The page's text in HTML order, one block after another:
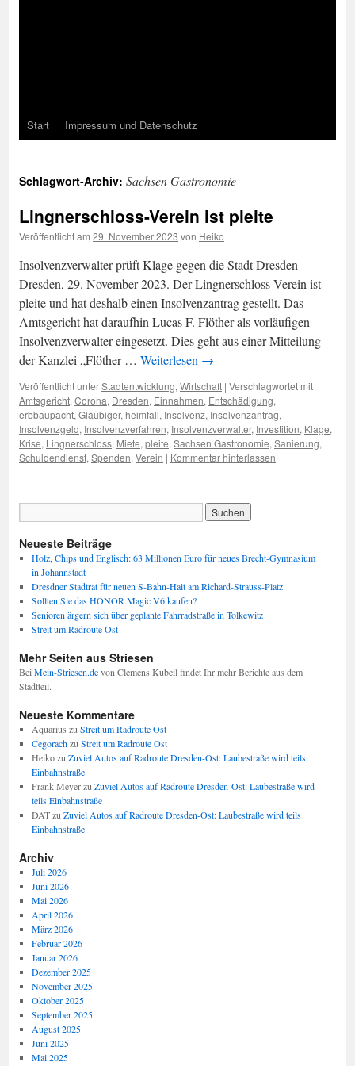
Start Impressum und Datenschutz
Schlagwort-Archiv: Sachsen Gastronomie
Lingnerschloss-Verein ist pleite
Veröffentlicht am 29. November 2023 von Heiko
Insolvenzverwalter prüft Klage gegen die Stadt Dresden
Dresden, 29. November 2023. Der Lingnerschloss-Verein ist
pleite und hat deshalb einen Insolvenzantrag gestellt. Das
Amtsgericht hat daraufhin Lucas F. Flöther als vorläufigen
Insolvenzverwalter eingesetzt. Dies geht aus einer Mitteilung
der Kanzlei „Flöther … Weiterlesen →
Veröffentlicht unterStadtentwicklung, Wirtschaft | Verschlagwortet mit
Amtsgericht, Corona, Dresden, Einnahmen, Entschädigung,
erbbaupacht, Gläubiger, heimfall, Insolvenz, Insolvenzantrag,
Insolvenzgeld, Insolvenzverfahren, Insolvenzverwalter, Investition, Klage,
Krise, Lingnerschloss, Miete, pleite, Sachsen Gastronomie, Sanierung,
Schuldendienst, Spenden, Verein | Kommentar hinterlassen
Neueste Beiträge
Holz, Chips und Englisch: 63 Millionen Euro für neues Brecht-Gymnasium
in Johannstadt
Dresdner Stadtrat für neuen S-Bahn-Halt am Richard-Strauss-Platz
Sollten Sie das HONOR Magic V6 kaufen?
Senioren ärgern sich über geplante Fahrradstraße in Tolkewitz
Streit um Radroute Ost
Mehr Seiten aus Striesen
Bei Mein-Striesen.devon Clemens Kubeil findet Ihr mehr Berichte aus dem
Stadtteil.
Neueste Kommentare
Aquarius zu Streit um Radroute Ost
Cegorachzu Streit um Radroute Ost
Heikozu Zuviel Autos auf Radroute Dresden-Ost: Laubestraße wird teils
Einbahnstraße
Frank Meyerzu Zuviel Autos auf Radroute Dresden-Ost: Laubestraße wird
teils Einbahnstraße
DATzu Zuviel Autos auf Radroute Dresden-Ost: Laubestraße wird teils
Einbahnstraße
Archiv
Juli 2026
Juni 2026
Mai 2026
April 2026
März 2026
Februar 2026
Januar 2026
Dezember 2025
November 2025
Oktober 2025
September 2025
August 2025
Juni 2025
Mai 2025